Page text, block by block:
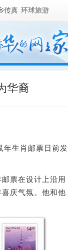
传真 环球旅游
华裔
生肖邮票日前发
票在设计上沿用
庆气氛。他和他